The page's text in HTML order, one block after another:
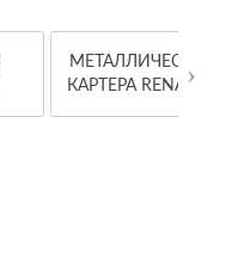
МЕТАЛЛИЧЕСКАЯ
КАРТЕРА RENAULT
›